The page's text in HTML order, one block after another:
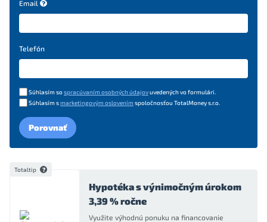
Email
Telefón
Súhlasím sospracúvaním osobných údajovuvedených vo formulári.
Súhlasím smarketingovým oslovením spoločnosťou TotalMoney s.r.o.
Porovnať
Totaltip
Hypotéka s výnimočným úrokom
3,39 % ročne
Využite výhodnú ponuku na financovanie